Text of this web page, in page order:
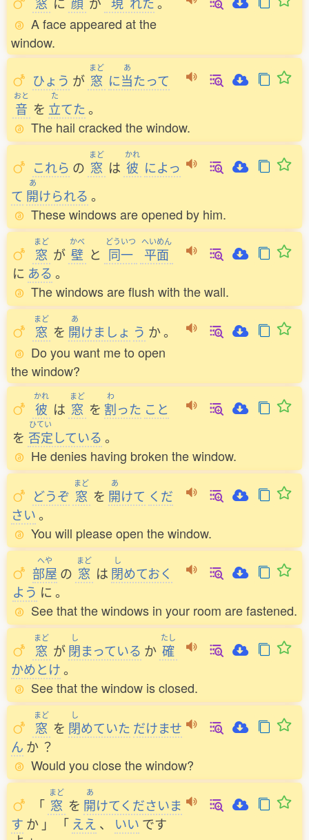
A face appeared at the
window.
ひょう が
まど
窓 に
あ
当たって
おと
音 を
た
立てた。
The hail cracked the window.
これら の
まど
窓 は
かれ
彼 によっ
て
あ
開けられる 。
These windows are opened by him.
まど
窓 が
かべ
壁 と
どういつ
同一
へいめん
平面
に ある 。
The windows are flush with the wall.
まど
窓 を
あ
開けましょ う か。
Do you want me to open
the window?
かれ
彼 は
まど
窓 を
わ
割った こと
を
ひてい
否定している 。
He denies having broken the window.
どうぞ
まど
窓 を
あ
開けて くだ
さい。
You will please open the window.
へや
部屋 の
まど
窓 は
し
閉めておく
よう に。
See that the windows in your room are fastened.
まど
窓 が
し
閉まっている か
たし
確
かめとけ。
See that the window is closed.
まど
窓 を
し
閉めていた だけませ
ん か ？
Would you close the window?
「
まど
窓 を
あ
開けてくださいま
す か 」 「 ええ 、 いい です